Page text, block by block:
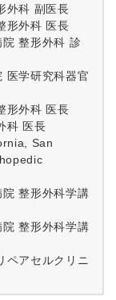
外科 副医長
形外科 医長
整形外科 診
医学研究科器官
形外科 医長
科 医長
San
整形外科学講
整形外科学講
ペアセルクリニ